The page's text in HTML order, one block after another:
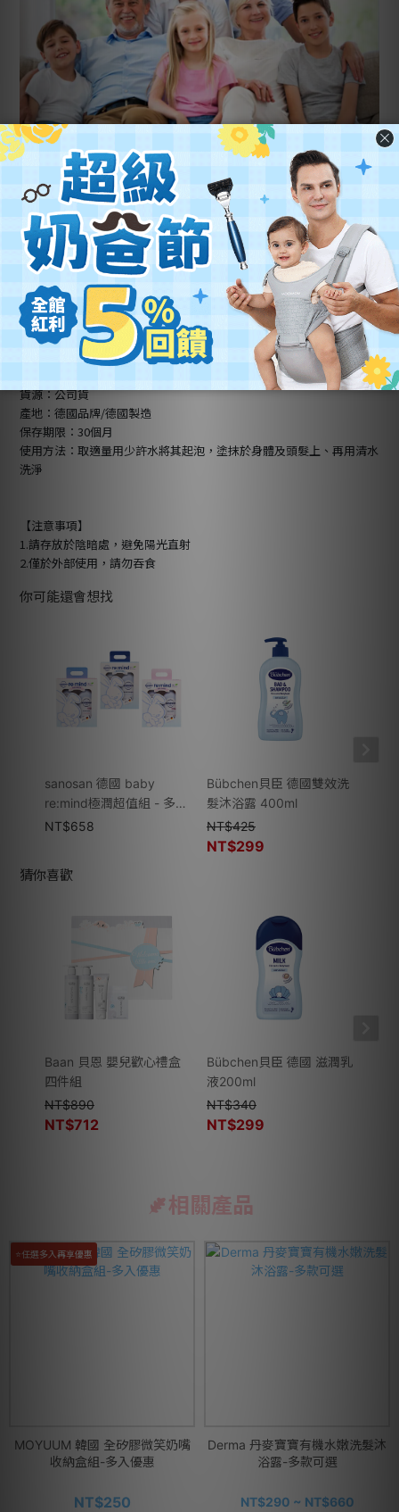
規格說明
品牌：Bübchen貝臣
品名：保濕洗髮沐浴露
規格：400ml
主成分:水解小麥蛋白、洋甘菊萃取、甘油
商品尺寸：8.5*4.5*20cm
重量：465g
貨源：公司貨
產地：德國品牌/德國製造
保存期限：30個月
使用方法：取適量用少許水將其起泡，塗抹於身體及頭髮上、再用清水
洗淨
【注意事項】
1.請存放於陰暗處，避免陽光直射
2.僅於外部使用，請勿吞食
你可能還會想找
sanosan 德國 baby
re:mind極潤超值組 - 多款
可選
NT$658
Bübchen貝臣 德國雙效洗
髮沐浴露 400ml
NT$425
NT$299
猜你喜歡
Baan 貝恩 嬰兒歡心禮盒
四件組
NT$890
NT$712
Bübchen貝臣 德國 滋潤乳
液200ml
NT$340
NT$299
相關產品
⭐任選多入再享優惠
MOYUUM 韓國 全矽膠微笑奶嘴
收納盒組-多入優惠
NT$250
Derma 丹麥寶寶有機水嫩洗髮沐
浴露-多款可選
NT$290 ~ NT$660